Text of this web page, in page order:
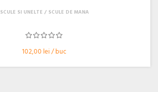
102,00 lei / buc
SCULE SI UNELTE SCULE DE MANA